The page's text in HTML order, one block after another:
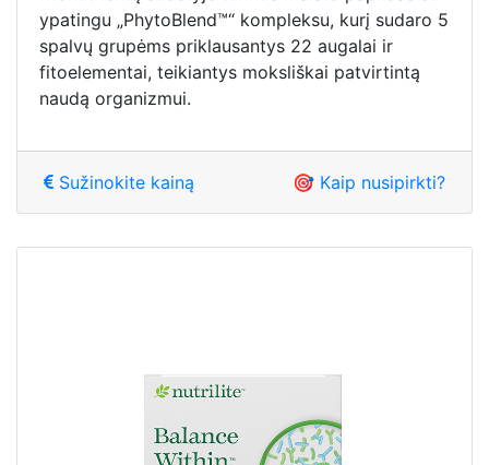
ypatingu „PhytoBlend™“ kompleksu, kurį sudaro 5
spalvų grupėms priklausantys 22 augalai ir
fitoelementai, teikiantys moksliškai patvirtintą
naudą organizmui.
Sužinokite kainą 🎯 Kaip nusipirkti?